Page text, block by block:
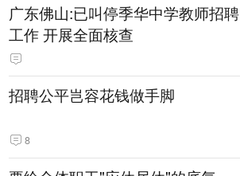
广东佛山:已叫停季华中学教师招聘
工作 开展全面核查
招聘公平岂容花钱做手脚
8